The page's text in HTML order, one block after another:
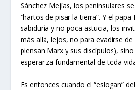
Sánchez Mejías, los peninsulares
“hartos de pisar la tierra”. Y el
sabiduría y no poca astucia, los
más allá, lejos, no para evadirse
piensan Marx y sus discípulos),
esperanza fundamental de toda
Es entonces cuando el “eslogan”